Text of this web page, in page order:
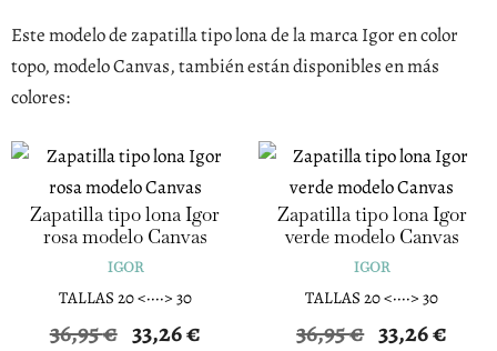
Este modelo de zapatilla tipo lona de la marca Igor en color
topo, modelo Canvas, también están disponibles en más
colores:
Zapatilla tipo lona Igor
rosa modelo Canvas
IGOR
TALLAS 20 <····> 30
36,95€
El
33,26€El
Zapatilla tipo lona Igor
verde modelo Canvas
IGOR
TALLAS 20 <····> 30
36,95€
El
33,26€